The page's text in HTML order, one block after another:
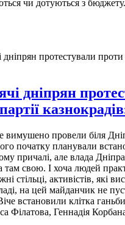
чи дотуються з бюджету.
дніпрян
вимушено провели біля
початку планували
причалі, але влада
там свою. І хоча людей
стільці, активістів, які
на цей майданчик не
встановили клітка
Філатова, Геннадія